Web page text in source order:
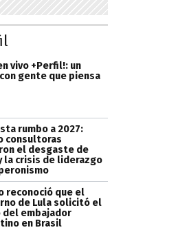
vivo +Perfil!: un
gente que piensa
rumbo a 2027:
consultoras
el desgaste de
la crisis de liderazgo
reconoció que el
de Lula solicitó el
embajador
en Brasil